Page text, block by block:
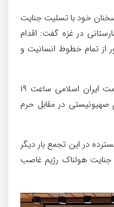
خود با تسلیت جنایت
در غزه گفت: اقدام
از تمام خطوط انسانیت و
وی افزود: مردم ولایتمدار پایتخت مقاومت ایران اسلامی ساعت ۱۹
در مقابل حرم
در این تجمع بار دیگر
هولناک رژیم غاصب